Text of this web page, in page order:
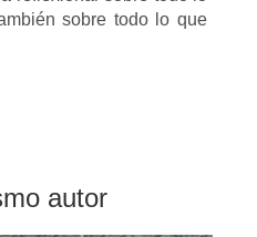
sobre todo lo que
autor